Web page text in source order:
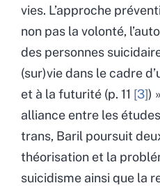
vies. L’approche
non pas la volonté,
des personnes
(sur)vie dans le cadre
et à la futurité (p. 11 3 )
alliance entre les
trans, Baril poursuit
théorisation et la
suicidisme ainsi que la